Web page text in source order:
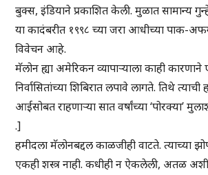
बुक्स, इंडियाने प्रकाशित केली. मुळात सामान्य
या कादंबरीत १९९८ च्या जरा आधीच्या पाक-
विवेचन आहे.
मॅलोन ह्या अमेरिकन व्यापाऱ्याला काही
निर्वासितांच्या शिबिरात लपावे लागते. तिथे
आईसोबत राहणाऱ्या सात वर्षांच्या ‘पोरक्या’
.]
हमीदला मॅलोनबद्दल काळजीही वाटते. त्याच्या
एकही शस्त्र नाही. कधीही न ऐकलेली, अतळ अशी